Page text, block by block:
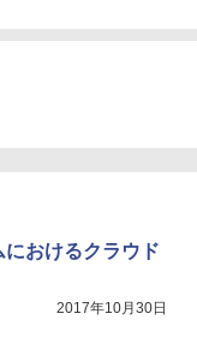
おけるクラウド
2017年10月30日